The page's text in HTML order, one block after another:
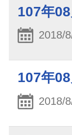
107年
2018/
107年
2018/